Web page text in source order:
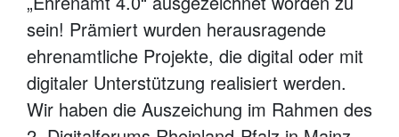
sein! Prämiert wurden herausragende
ehrenamtliche Projekte, die digital oder mit
digitaler Unterstützung realisiert werden.
Wir haben die Auszeichung im Rahmen des